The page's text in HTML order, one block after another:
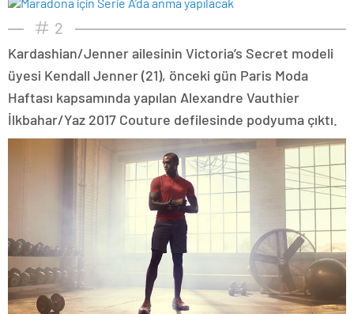
2
Kardashian/Jenner ailesinin Victoria’s Secret modeli
üyesi Kendall Jenner (21), önceki gün Paris Moda
Haftası kapsamında yapılan Alexandre Vauthier
İlkbahar/Yaz 2017 Couture defilesinde podyuma çıktı.